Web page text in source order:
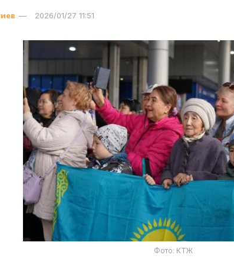
2026/01/27 11:51
Фото: КТЖ